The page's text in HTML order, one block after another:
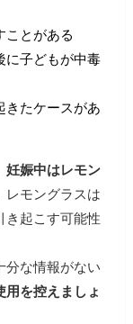
ことがある
に子どもが中毒
きたケースがあ
妊娠中はレモン
レモングラスは
き起こす可能性
分な情報がない
用を控えましょ